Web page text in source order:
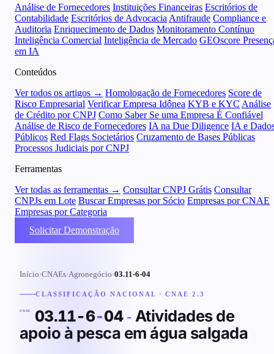
Análise de Fornecedores Instituições Financeiras Escritórios de
Contabilidade Escritórios de Advocacia Antifraude Compliance e
Auditoria Enriquecimento de Dados Monitoramento Contínuo
Inteligência Comercial Inteligência de Mercado GEOscore
em IA
Conteúdos
Ver todos os artigos → Homologação de Fornecedores Score de
Risco Empresarial Verificar Empresa Idônea KYB e KYC Análise
de Crédito por CNPJ Como Saber Se uma Empresa É Confiável
Análise de Risco de Fornecedores IA na Due Diligence IA e
Públicos Red Flags Societários Cruzamento de Bases Públicas
Processos Judiciais por CNPJ
Ferramentas
Ver todas as ferramentas → Consultar CNPJ Grátis Consultar
CNPJs em Lote Buscar Empresas por Sócio Empresas por CNAE
Empresas por Categoria
Solicitar Demonstração
Início›CNAEs›Agronegócio›03.11-6-04
CLASSIFICAÇÃO NACIONAL · CNAE 2.3
CNAE 03.11-6-04- Atividades de
apoio à pesca em água salgada